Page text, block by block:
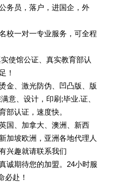
务员，落户，进国企，外
校一对一专业服务，可全程
使馆公证、真实教育部认
！
金、激光防伪、凹凸版、版
意、设计，印刷;毕业.证、
部认证，速度快。
国、加拿大、澳洲、新西
加坡欧洲，亚洲各地代理人
兴趣就请联系我们
诚期待您的加盟。24小时服
必赴！